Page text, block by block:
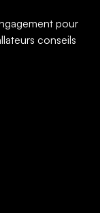
pour
conseils